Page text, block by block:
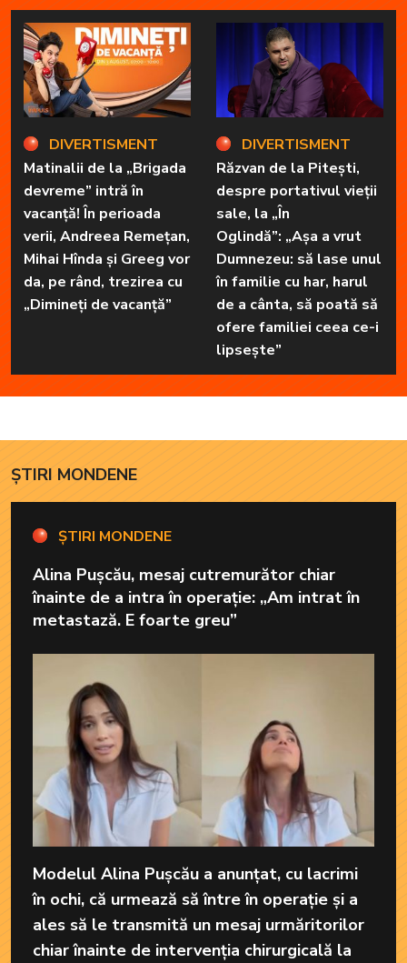
DIVERTISMENT
Matinalii de la „Brigada
devreme” intră în
vacanță! În perioada
verii, Andreea Remețan,
Mihai Hînda și Greeg vor
da, pe rând, trezirea cu
„Dimineți de vacanță”
DIVERTISMENT
Răzvan de la Pitești,
despre portativul vieții
sale, la „În
Oglindă”: „Așa a vrut
Dumnezeu: să lase unul
în familie cu har, harul
de a cânta, să poată să
ofere familiei ceea ce-i
lipsește”
ȘTIRI MONDENE
ȘTIRI MONDENE
Alina Pușcău, mesaj cutremurător chiar
înainte de a intra în operație: „Am intrat în
metastază. E foarte greu”
Modelul Alina Pușcău a anunțat, cu lacrimi
în ochi, că urmează să între în operație și a
ales să le transmită un mesaj urmăritorilor
chiar înainte de intervenția chirurgicală la